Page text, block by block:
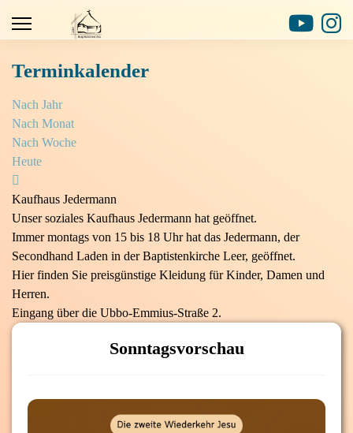
Terminkalender
Nach Jahr
Nach Monat
Nach Woche
Heute
Kaufhaus Jedermann
Unser soziales Kaufhaus Jedermann hat geöffnet.
Immer montags von 15 bis 18 Uhr hat das Jedermann, der
Secondhand Laden in der Baptistenkirche Leer, geöffnet.
Hier finden Sie preisgünstige Kleidung für Kinder, Damen und
Herren.
Eingang über die Ubbo-Emmius-Straße 2.
Sonntagsvorschau